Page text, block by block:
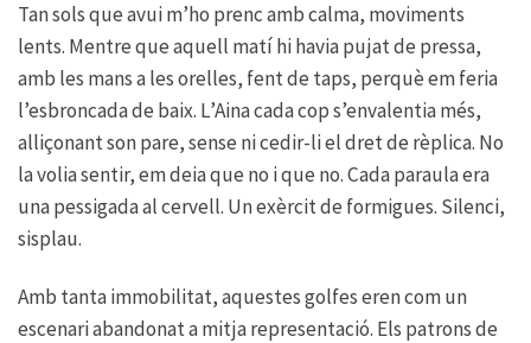
Tan sols que avui m’ho prenc amb calma, moviments
lents. Mentre que aquell matí hi havia pujat de pressa,
amb les mans a les orelles, fent de taps, perquè em feria
l’esbroncada de baix. L’Aina cada cop s’envalentia més,
alliçonant son pare, sense ni cedir-li el dret de rèplica. No
la volia sentir, em deia que no i que no. Cada paraula era
una pessigada al cervell. Un exèrcit de formigues. Silenci,
sisplau.
Amb tanta immobilitat, aquestes golfes eren com un
escenari abandonat a mitja representació. Els patrons de